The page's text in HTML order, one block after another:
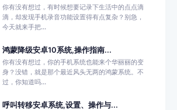
你有没有想过，有时候想要记录下生活中的点点滴
滴，却发现手机录音功能设置得有点复杂？别急，
今天就来手把...
鸿蒙降级安卓10系统,操作指南...
你有没有想过，你的手机系统也能来个华丽丽的变
身？没错，就是那个最近风头无两的鸿蒙系统。不
过，你知道吗...
呼叫转移安卓系统,设置、操作与...